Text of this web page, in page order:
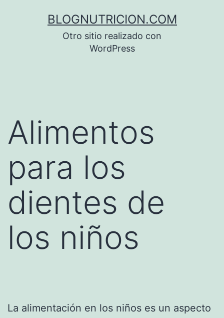
BLOGNUTRICION.COM
Otro sitio realizado con
WordPress
Alimentos
para los
dientes de
los niños
La alimentación en los niños es un aspecto